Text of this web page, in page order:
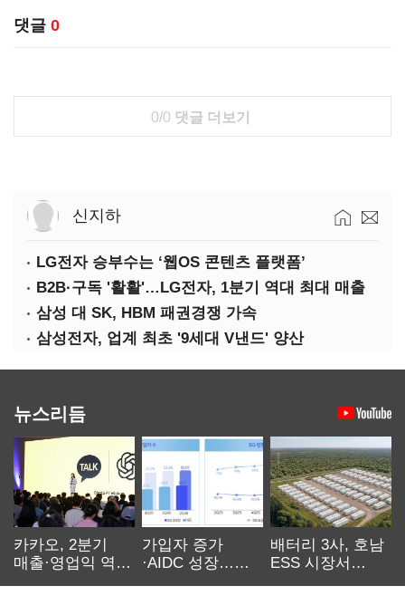
댓글 0
0/0 댓글 더보기
신지하
LG전자 승부수는 ‘웹OS 콘텐츠 플랫폼’
B2B·구독 '활활'…LG전자, 1분기 역대 최대 매출
삼성 대 SK, HBM 패권경쟁 가속
삼성전자, 업계 최초 '9세대 V낸드' 양산
뉴스리듬
카카오, 2분기
매출·영업익 역대
가입자 증가
·AIDC 성장…
배터리 3사, 호남
ESS 시장서